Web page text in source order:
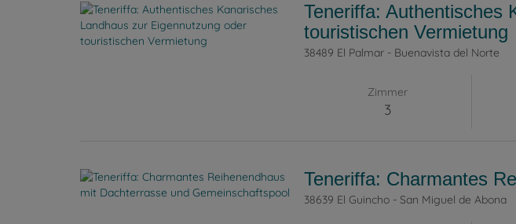
Teneriffa: Authentisches
touristischen Vermietung
38489 El Palmar - Buenavista del Norte
Zimmer
3
Teneriffa: Charmantes
38639 El Guincho - San Miguel de Abona